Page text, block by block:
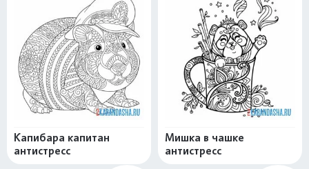
Капибара капитан
антистресс
Мишка в чашке
антистресс